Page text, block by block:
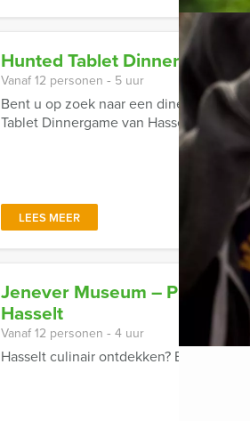
Hunted Tablet Dinnergame
Vanaf 12 personen ‐ 5 uur
Bent u op zoek naar een diner wat
Tablet Dinnergame van Hasselt Events
LEES MEER
Jenever Museum – Proeverij
Hasselt
Vanaf 12 personen ‐ 4 uur
Hasselt culinair ontdekken? Boek dan